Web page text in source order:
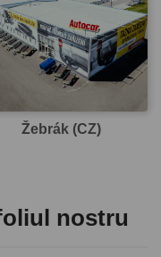
Žebrák (CZ)
nostru